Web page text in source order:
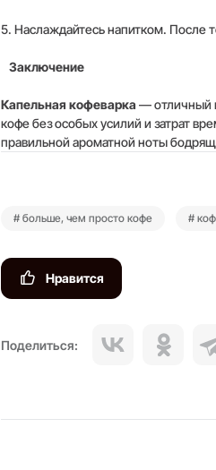
5. Наслаждайтесь напитком. После
Заключение
Капельная кофеварка — отличный
кофе без особых усилий и затрат
правильной ароматной ноты
# больше, чем просто кофе #
Нравится
Поделиться: